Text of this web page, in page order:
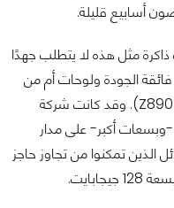
أسابيع قليلة.
مثل هذه لا يتطلب جهدًا
الجودة ولوحات أم من
الفئة العليا مثل اللوحة المذكورة (Z890 APEX). وقد كانت شركة
وبسعات أكبر- على مدار
الذين تمكنوا من تجاوز حاجز